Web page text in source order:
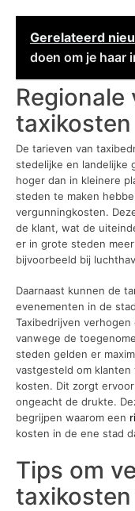
Gerelateerd
doen om je haar
Regionale
taxikosten
De tarieven van
stedelijke en landelijke
hoger dan in kleinere
steden te maken
vergunningkosten.
de klant, wat de
er in grote steden
bijvoorbeeld bij
Daarnaast kunnen de
evenementen in de
Taxibedrijven
vanwege de
steden gelden er
vastgesteld om
kosten. Dit zorgt
ongeacht de drukte.
begrijpen waarom een
kosten in de ene stad
Tips om